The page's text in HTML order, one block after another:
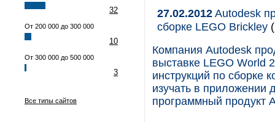
32
От 200 000 до 300 000
10
От 300 000 до 500 000
3
Все типы сайтов
27.02.2012Autodesk
сборке LEGO Brickley
Компания Autodesk
выставке LEGO World
инструкций по сборке
изучать в приложении
программный продукт